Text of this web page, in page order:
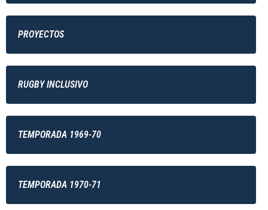
PROYECTOS
RUGBY INCLUSIVO
TEMPORADA 1969-70
TEMPORADA 1970-71